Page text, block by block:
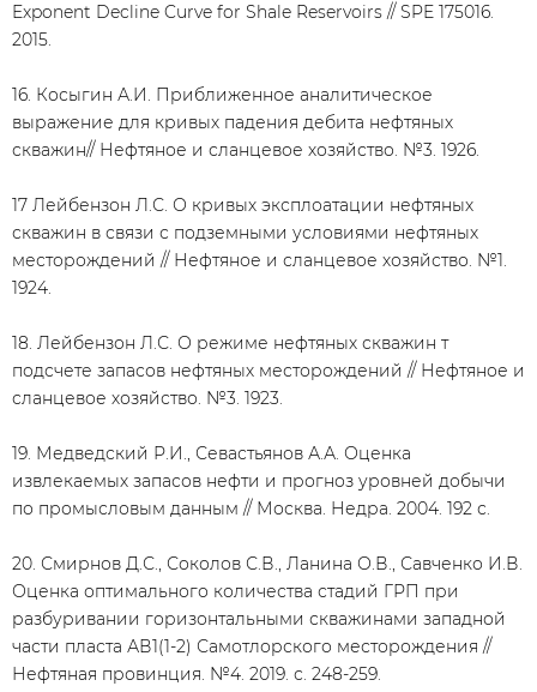
Exponent Decline Curve for Shale Reservoirs // SPE 175016.
2015.
16. Косыгин А.И. Приближенное аналитическое
выражение для кривых падения дебита нефтяных
скважин// Нефтяное и сланцевое хозяйство. №3. 1926.
17 Лейбензон Л.С. О кривых эксплоатации нефтяных
скважин в связи с подземными условиями нефтяных
месторождений // Нефтяное и сланцевое хозяйство. №1.
1924.
18. Лейбензон Л.С. О режиме нефтяных скважин т
подсчете запасов нефтяных месторождений // Нефтяное и
сланцевое хозяйство. №3. 1923.
19. Медведский Р.И., Севастьянов А.А. Оценка
извлекаемых запасов нефти и прогноз уровней добычи
по промысловым данным // Москва. Недра. 2004. 192 с.
20. Смирнов Д.С., Соколов С.В., Ланина О.В., Савченко И.В.
Оценка оптимального количества стадий ГРП при
разбуривании горизонтальными скважинами западной
части пласта АВ1(1-2) Самотлорского месторождения //
Нефтяная провинция. №4. 2019. с. 248-259.